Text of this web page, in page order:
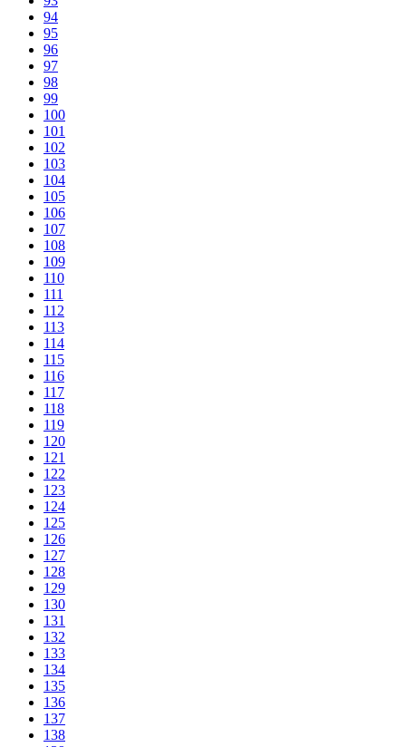
94
95
96
97
98
99
100
101
102
103
104
105
106
107
108
109
110
111
112
113
114
115
116
117
118
119
120
121
122
123
124
125
126
127
128
129
130
131
132
133
134
135
136
137
138